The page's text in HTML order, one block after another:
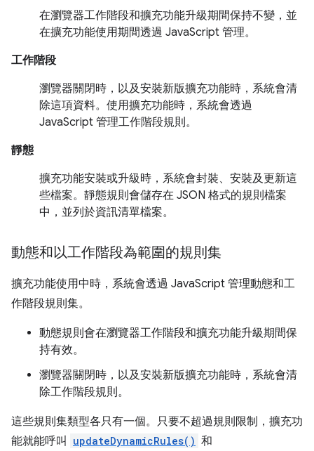
在瀏覽器工作階段和擴充功能升級期間保持不變，並
在擴充功能使用期間透過 JavaScript 管理。
工作階段
瀏覽器關閉時，以及安裝新版擴充功能時，系統會清
除這項資料。使用擴充功能時，系統會透過
JavaScript 管理工作階段規則。
靜態
擴充功能安裝或升級時，系統會封裝、安裝及更新這
些檔案。靜態規則會儲存在 JSON 格式的規則檔案
中，並列於資訊清單檔案。
動態和以工作階段為範圍的規則集
擴充功能使用中時，系統會透過 JavaScript 管理動態和工
作階段規則集。
動態規則會在瀏覽器工作階段和擴充功能升級期間保
持有效。
瀏覽器關閉時，以及安裝新版擴充功能時，系統會清
除工作階段規則。
這些規則集類型各只有一個。只要不超過規則限制，擴充功
能就能呼叫
updateDynamicRules() 和